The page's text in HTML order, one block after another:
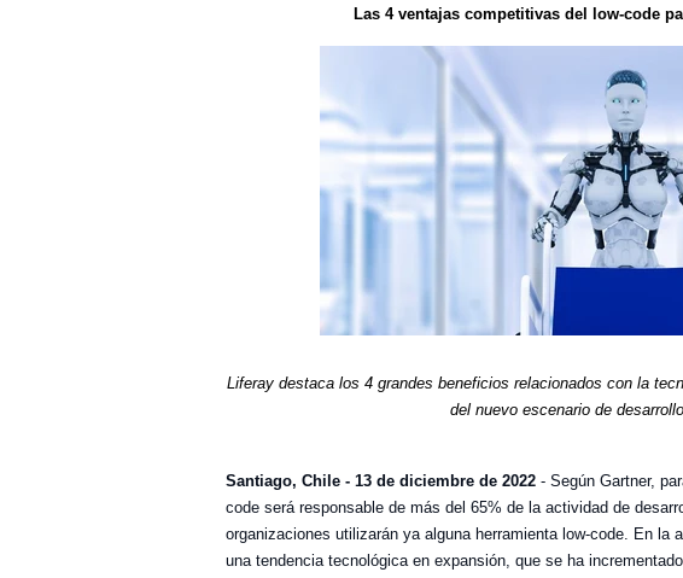
Las 4 ventajas competitivas del low-code
Liferay destaca los 4 grandes beneficios relacionados con la
del nuevo escenario de
Santiago, Chile - 13 de diciembre de 2022 - Según Gartner,
code será responsable de más del 65% de la actividad de
organizaciones utilizarán ya alguna herramienta low-code. En la
una tendencia tecnológica en expansión, que se ha